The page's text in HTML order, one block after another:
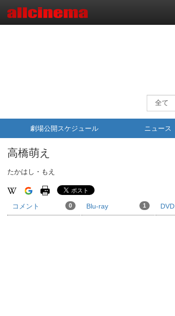
劇場公開スケジュール ニュース
高橋萌え
たかはし・もえ
コメント 0 Blu-ray 1 DVD